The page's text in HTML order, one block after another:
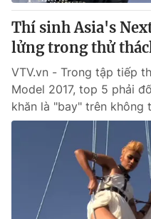
Thí sinh Asia's
lửng trong thử
VTV.vn - Trong tập tiếp
Model 2017, top 5 phải
khăn là "bay" trên không